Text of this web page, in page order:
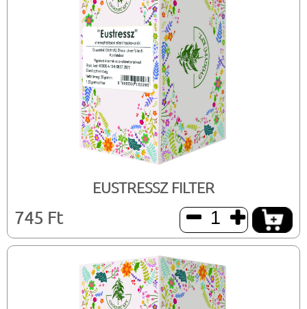
EUSTRESSZ FILTER
745 Ft  